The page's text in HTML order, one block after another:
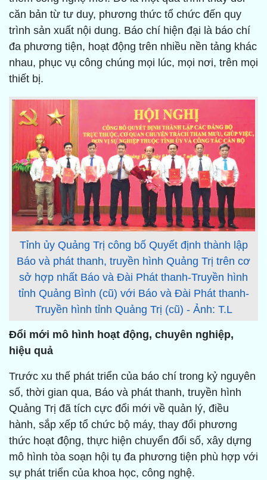
căn bản từ tư duy, phương thức tổ chức đến quy
trình sản xuất nội dung. Báo chí hiện đại là báo chí
đa phương tiện, hoạt động trên nhiều nền tảng khác
nhau, phục vụ công chúng mọi lúc, mọi nơi, trên mọi
thiết bị.
Tỉnh ủy Quảng Trị công bố Quyết định thành lập
Báo và phát thanh, truyền hình Quảng Trị trên cơ
sở hợp nhất Báo và Đài Phát thanh-Truyền hình
tỉnh Quảng Bình (cũ) với Báo và Đài Phát thanh-
Truyền hình tỉnh Quảng Trị (cũ) - Ảnh: T.L
Đổi mới mô hình hoạt động, chuyên nghiệp,
hiệu quả
Trước xu thế phát triển của báo chí trong kỷ nguyên
số, thời gian qua, Báo và phát thanh, truyền hình
Quảng Trị đã tích cực đổi mới về quản lý, điều
hành, sắp xếp tổ chức bộ máy, thay đổi phương
thức hoạt động, thực hiện chuyển đổi số, xây dựng
mô hình tòa soạn hội tụ đa phương tiện phù hợp với
sự phát triển của khoa học, công nghệ.